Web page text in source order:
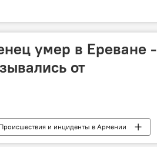
умер в Ереване -
от
Происшествия и инциденты в Армении